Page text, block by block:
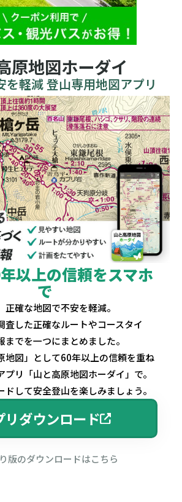
原地図ホーダイ
を軽減 登山専用地図アプリ
以上の信頼をスマホ
で
確な地図で不安を軽減。
査した正確なルートやコースタイ
までを一つにまとめました。
地図」として60年以上の信頼を重ね
プリ「山と高原地図ホーダイ」で。
して安全登山を楽しみましょう。
リダウンロード
版のダウンロードはこちら